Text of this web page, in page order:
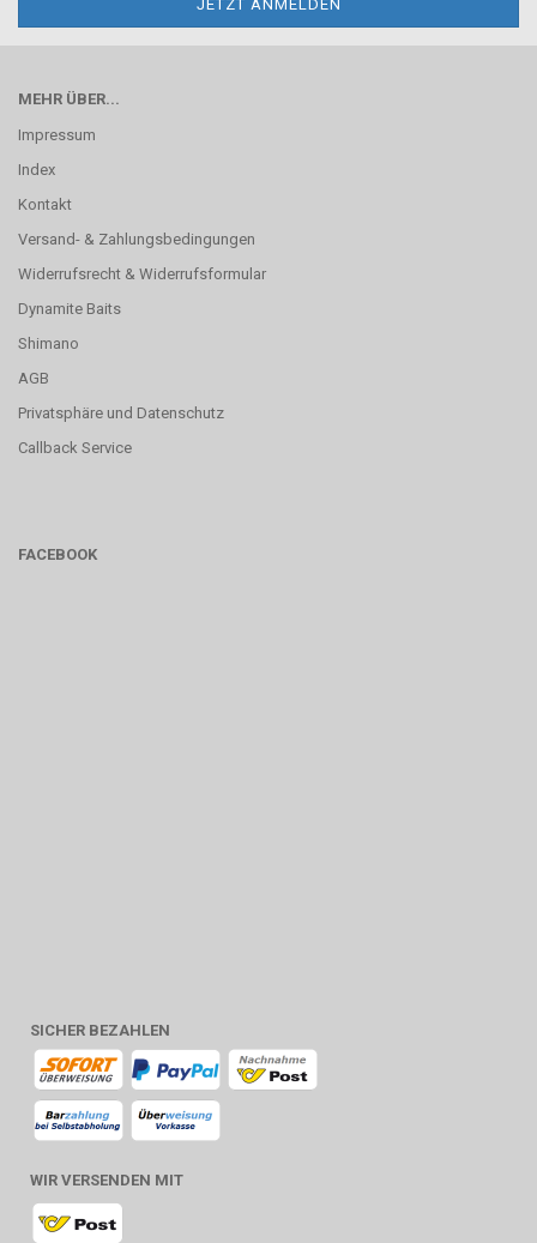
MEHR ÜBER...
Impressum
Index
Kontakt
Versand- & Zahlungsbedingungen
Widerrufsrecht & Widerrufsformular
Dynamite Baits
Shimano
AGB
Privatsphäre und Datenschutz
Callback Service
FACEBOOK
SICHER BEZAHLEN
WIR VERSENDEN MIT